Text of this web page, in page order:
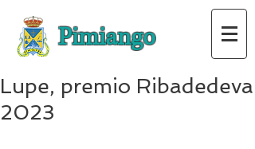
Pimiango
Lupe, premio Ribadedeva
2023